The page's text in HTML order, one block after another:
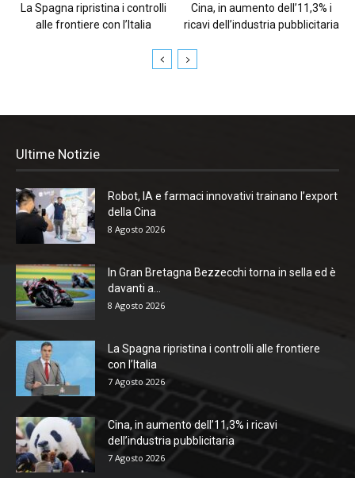
La Spagna ripristina i controlli
alle frontiere con l’Italia
Cina, in aumento dell’11,3% i
ricavi dell’industria pubblicitaria
Ultime Notizie
Robot, IA e farmaci innovativi trainano l’export
della Cina
8 Agosto 2026
In Gran Bretagna Bezzecchi torna in sella ed è
davanti a...
8 Agosto 2026
La Spagna ripristina i controlli alle frontiere
con l’Italia
7 Agosto 2026
Cina, in aumento dell’11,3% i ricavi
dell’industria pubblicitaria
7 Agosto 2026